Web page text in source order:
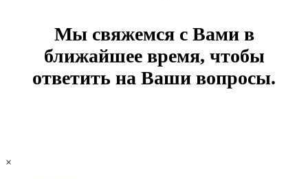
Мы свяжемся с Вами в
ближайшее время, чтобы
ответить на Ваши вопросы.
×